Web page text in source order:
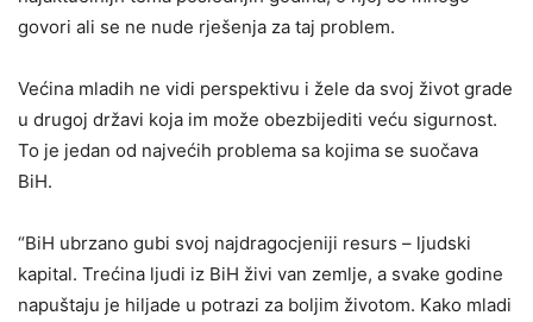
govori ali se ne nude rješenja za taj problem.
Većina mladih ne vidi perspektivu i žele da svoj život grade
u drugoj državi koja im može obezbijediti veću sigurnost.
To je jedan od najvećih problema sa kojima se suočava
BiH.
“BiH ubrzano gubi svoj najdragocjeniji resurs – ljudski
kapital. Trećina ljudi iz BiH živi van zemlje, a svake godine
napuštaju je hiljade u potrazi za boljim životom. Kako mladi